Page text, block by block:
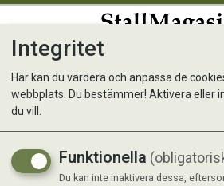
Koppel Iris 10mm
Integritet
Här kan du värdera och anpassa de
webbplats. Du bestämmer! Aktivera eller
du vill.
Funktionella
Du kan inte inaktivera dessa,